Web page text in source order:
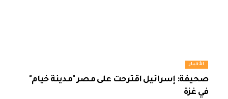
الأخبار
صحيفة: إسرائيل اقترحت على مصر "مدينة خيام"
في غزة